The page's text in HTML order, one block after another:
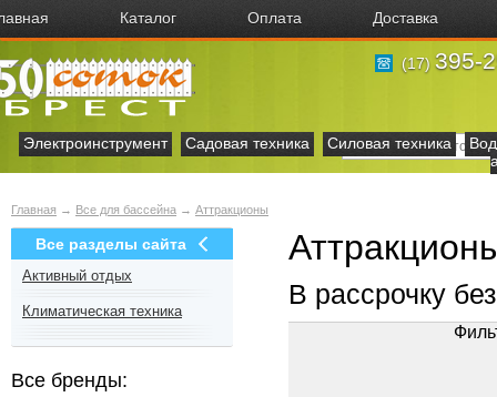
Каталог Оплата Доставка
(17) 395-
Электроинструмент Садовая техника Силовая техника
Главная → Все для бассейна → Аттракционы
Все разделы сайта
Активный отдых
Климатическая техника
Все бренды:
В рассрочку